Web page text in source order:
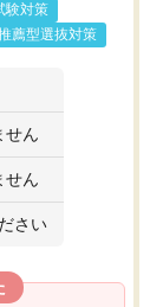
験対策
薦型選抜対策
せん
せん
さい